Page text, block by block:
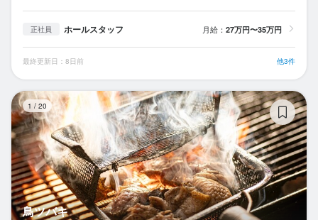
正社員 ホールスタッフ 月給： 27万円〜35万円
最終更新日：8日前 他3件
1 / 20
鳥ツバキ